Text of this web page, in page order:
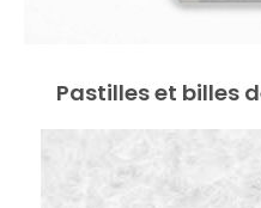
Pastilles et billes